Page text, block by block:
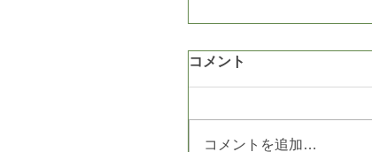
コメント
コメントを追加…